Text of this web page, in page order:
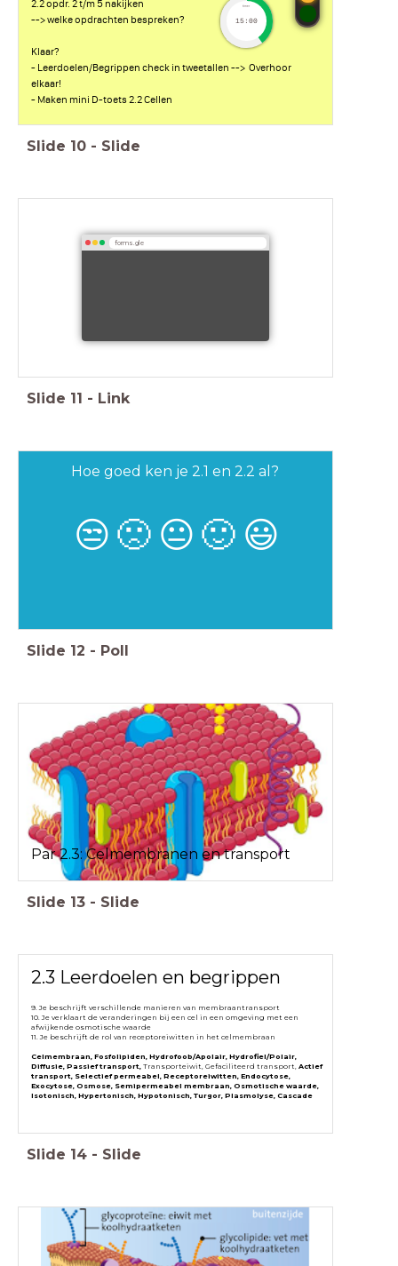
2.2 opdr. 2 t/m 5 nakijken
--> welke opdrachten bespreken?
Klaar?
- Leerdoelen/Begrippen check in tweetallen --> Overhoor
elkaar!
- Maken mini D-toets 2.2 Cellen
timer
15:00
Slide 10 - Slide
forms.gle
Slide 11 - Link
Hoe goed ken je 2.1 en 2.2 al?
😒 🙁 😐 🙂 😃
Slide 12 - Poll
Par 2.3: Celmembranen en transport
Slide 13 - Slide
2.3 Leerdoelen en begrippen
9. Je beschrijft verschillende manieren van membraantransport
10. Je verklaart de veranderingen bij een cel in een omgeving met een
afwijkende osmotische waarde
11. Je beschrijft de rol van receptoreiwitten in het celmembraan
Celmembraan, Fosfolipiden, Hydrofoob/Apolair, Hydrofiel/Polair,
Diffusie, Passief transport,Transporteiwit, Gefaciliteerd transport, Actief
transport, Selectief permeabel, Receptoreiwitten, Endocytose,
Exocytose, Osmose, Semipermeabel membraan, Osmotische waarde,
Isotonisch, Hypertonisch, Hypotonisch, Turgor, Plasmolyse, Cascade
Slide 14 - Slide